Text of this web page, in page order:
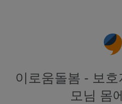
이로움돌봄 - 보
모님 몸